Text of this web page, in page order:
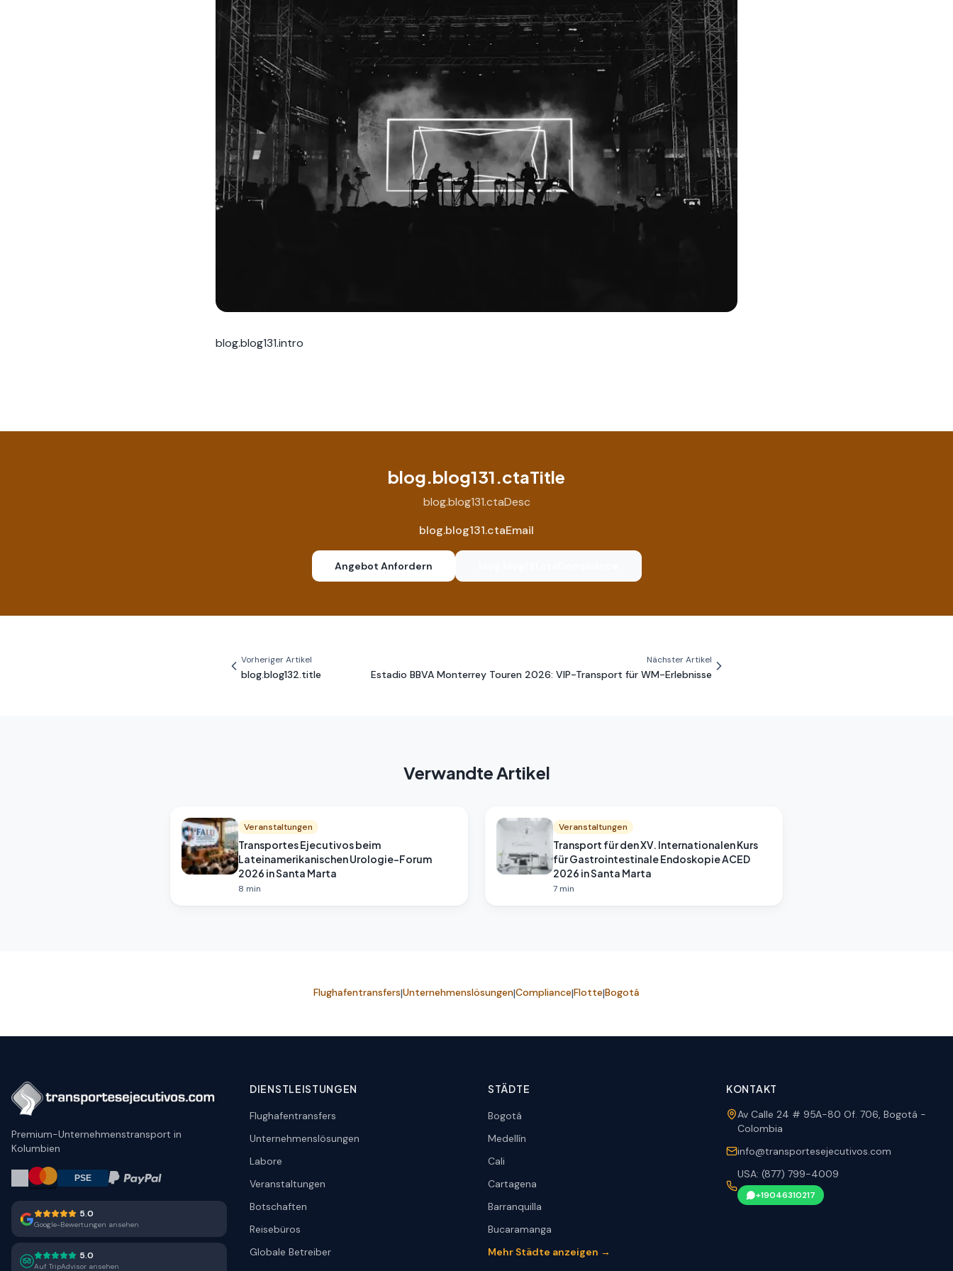
blog.blog131.intro
blog.blog131.ctaTitle
blog.blog131.ctaDesc
blog.blog131.ctaEmail
Angebot Anfordern
Vorheriger Artikel
blog.blog132.title
Nächster Artikel
Estadio BBVA Monterrey Touren 2026: VIP-Transport für WM-Erlebnisse
Verwandte Artikel
Veranstaltungen
Transportes Ejecutivos beim
Lateinamerikanischen Urologie-Forum
2026 in Santa Marta
8 min
Veranstaltungen
Transport für den XV. Internationalen Kurs
für Gastrointestinale Endoskopie ACED
2026 in Santa Marta
7 min
Flughafentransfers|Unternehmenslösungen|Compliance|Flotte|Bogotá
Premium-Unternehmenstransport in
Kolumbien
5.0
Google-Bewertungen ansehen
5.0
Auf TripAdvisor ansehen
DIENSTLEISTUNGEN
Flughafentransfers
Unternehmenslösungen
Labore
Veranstaltungen
Botschaften
Reisebüros
Globale Betreiber
STÄDTE
Bogotá
Medellín
Cali
Cartagena
Barranquilla
Bucaramanga
Mehr Städte anzeigen →
KONTAKT
Av Calle 24 # 95A-80 Of. 706, Bogotá -
Colombia
info@transportesejecutivos.com
USA: (877) 799-4009
+19046310217